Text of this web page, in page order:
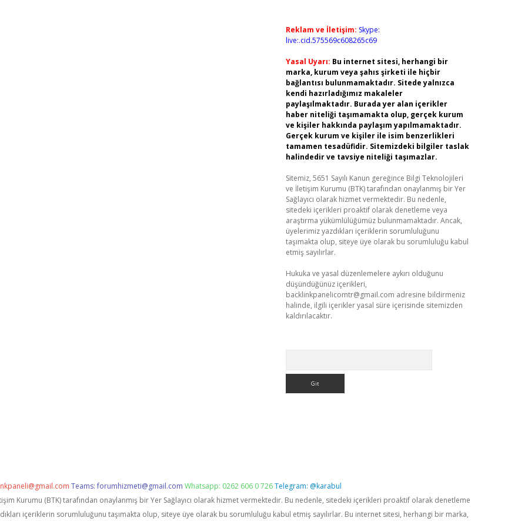
Reklam ve İletişim: Skype:
live:.cid.575569c608265c69
Yasal Uyarı: Bu internet sitesi, herhangi bir
marka, kurum veya şahıs şirketi ile hiçbir
bağlantısı bulunmamaktadır. Sitede yalnızca
kendi hazırladığımız makaleler
paylaşılmaktadır. Burada yer alan içerikler
haber niteliği taşımamakta olup, gerçek kurum
ve kişiler hakkında paylaşım yapılmamaktadır.
Gerçek kurum ve kişiler ile isim benzerlikleri
tamamen tesadüfidir. Sitemizdeki bilgiler taslak
halindedir ve tavsiye niteliği taşımazlar.
Sitemiz, 5651 Sayılı Kanun gereğince Bilgi Teknolojileri
ve İletişim Kurumu (BTK) tarafından onaylanmış bir Yer
Sağlayıcı olarak hizmet vermektedir. Bu nedenle,
sitedeki içerikleri proaktif olarak denetleme veya
araştırma yükümlülüğümüz bulunmamaktadır. Ancak,
üyelerimiz yazdıkları içeriklerin sorumluluğunu
taşımakta olup, siteye üye olarak bu sorumluluğu kabul
etmiş sayılırlar.
Hukuka ve yasal düzenlemelere aykırı olduğunu
düşündüğünüz içerikleri,
backlinkpanelicomtr@gmail.com adresine bildirmeniz
halinde, ilgili içerikler yasal süre içerisinde sitemizden
kaldırılacaktır.
Teams:forumhizmeti@gmail.com Whatsapp: 0262 606 0 726Telegram: @karabul
Kurumu (BTK) tarafından onaylanmış bir Yer Sağlayıcı olarak hizmet vermektedir. Bu nedenle, sitedeki içerikleri proaktif olarak denetleme
içeriklerin sorumluluğunu taşımakta olup, siteye üye olarak bu sorumluluğu kabul etmiş sayılırlar. Bu internet sitesi, herhangi bir marka,